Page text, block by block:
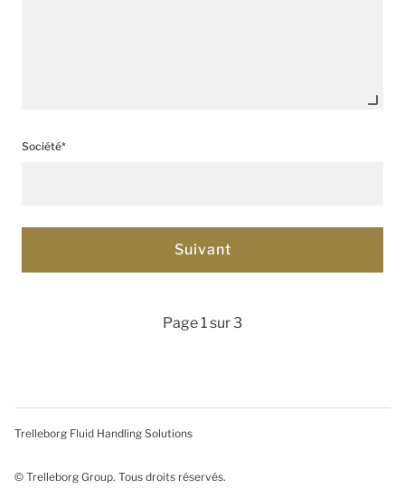
Société*
Page 1 sur 3
Trelleborg Fluid Handling Solutions
© Trelleborg Group. Tous droits réservés.